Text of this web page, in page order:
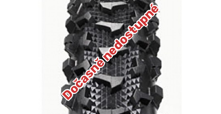
Dočasně nedostupné